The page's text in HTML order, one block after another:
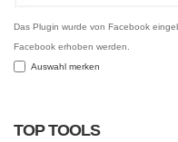
Das Plugin wurde von Facebook
Facebook erhoben werden.
Auswahl merken
TOP TOOLS